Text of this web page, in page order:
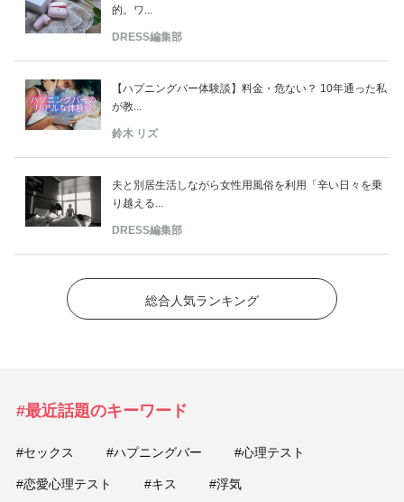
的。ワ...
DRESS編集部
【ハプニングバー体験談】料金・危ない？ 10年通った私
が教...
鈴木 リズ
夫と別居生活しながら女性用風俗を利用「辛い日々を乗
り越える...
DRESS編集部
総合人気ランキング
#最近話題のキーワード
#セックス #ハプニングバー #心理テスト
#恋愛心理テスト #キス #浮気